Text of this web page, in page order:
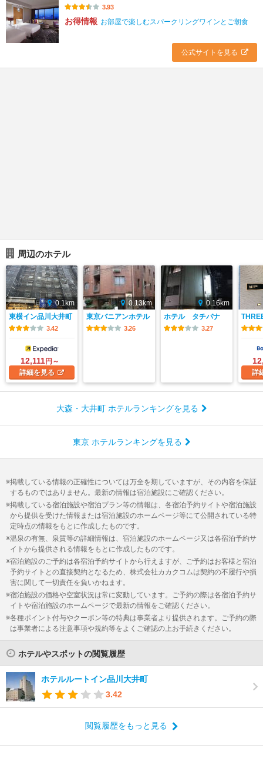
3.93
お得情報 お部屋で楽しむスパークリングワインとご朝食
公式サイトを見る
周辺のホテル
0.1km
東横イン品川大井町
3.42
12,111円～
詳細を見る
0.13km
東京バニアンホテル
3.26
0.16km
ホテル タチバナ
3.27
詳
大森・大井町 ホテルランキングを見る
東京 ホテルランキングを見る
掲載している情報の正確性については万全を期していますが、その内容を保証
するものではありません。最新の情報は宿泊施設にご確認ください。
掲載している宿泊施設や宿泊プラン等の情報は、各宿泊予約サイトや宿泊施設
から提供を受けた情報または宿泊施設のホームページ等にて公開されている特
定時点の情報をもとに作成したものです。
温泉の有無、泉質等の詳細情報は、宿泊施設のホームページ又は各宿泊予約サ
イトから提供される情報をもとに作成したものです。
宿泊施設のご予約は各宿泊予約サイトから行えますが、ご予約はお客様と宿泊
予約サイトとの直接契約となるため、株式会社カカクコムは契約の不履行や損
害に関して一切責任を負いかねます。
宿泊施設の価格や空室状況は常に変動しています。ご予約の際は各宿泊予約サ
イトや宿泊施設のホームページで最新の情報をご確認ください。
各種ポイント付与やクーポン等の特典は事業者より提供されます。ご予約の際
は事業者による注意事項や規約等をよくご確認の上お手続きください。
ホテルやスポットの閲覧履歴
ホテルルートイン品川大井町
3.42
閲覧履歴をもっと見る